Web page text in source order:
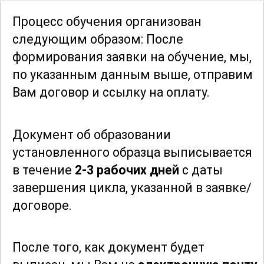
методах мониторинга и анализа рисков,
а также о практиках устойчивого
развития в химической
промышленности.
Для закрепления полученных знаний
позволяют участникам самостоятельно
оценить и улучшить свои навыки. Это
способствует не только
теоретическому, но и практическому
освоению материала, что является
профессиональному росту.
Процесс обучения организован
следующим образом: После
формирования заявки на обучение, мы,
по указанным данным выше, отправим
Вам договор и ссылку на оплату.
Документ об образовании
установленного образца выписывается
в течение 2-3 рабочих дней с даты
завершения цикла, указанной в заявке/
договоре.
После того, как документ будет